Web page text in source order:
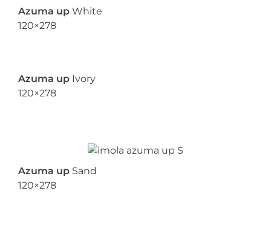
Azuma up White
120×278
Azuma up Ivory
120×278
Azuma up Sand
120×278